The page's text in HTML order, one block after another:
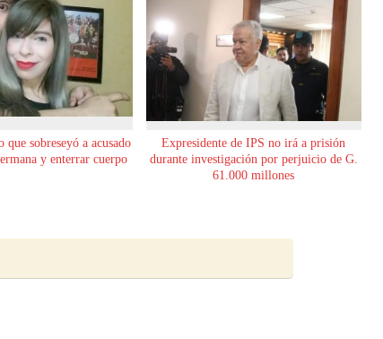
sobreseyó a acusado
y enterrar cuerpo
Expresidente de IPS no irá a prisión
durante investigación por perjuicio de G.
61.000 millones